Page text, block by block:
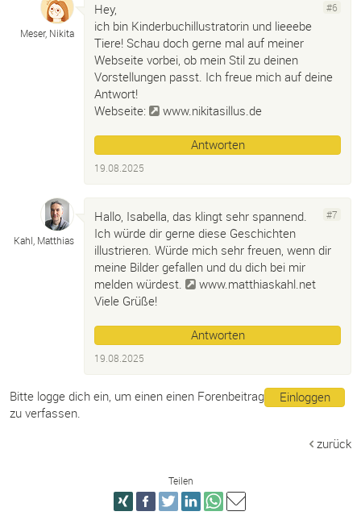
Meser, Nikita
#6
Hey,
ich bin Kinderbuchillustratorin und lieeebe
Tiere! Schau doch gerne mal auf meiner
Webseite vorbei, ob mein Stil zu deinen
Vorstellungen passt. Ich freue mich auf deine
Antwort!
Webseite:
www.nikitasillus.de
Antworten
19.08.2025
Kahl, Matthias
#7
Hallo, Isabella, das klingt sehr spannend.
Ich würde dir gerne diese Geschichten
illustrieren. Würde mich sehr freuen, wenn dir
meine Bilder gefallen und du dich bei mir
melden würdest.
www.matthiaskahl.net
Viele Grüße!
Antworten
19.08.2025
Einloggen
Bitte logge dich ein, um einen einen Forenbeitrag
zu verfassen.
zurück
Teilen